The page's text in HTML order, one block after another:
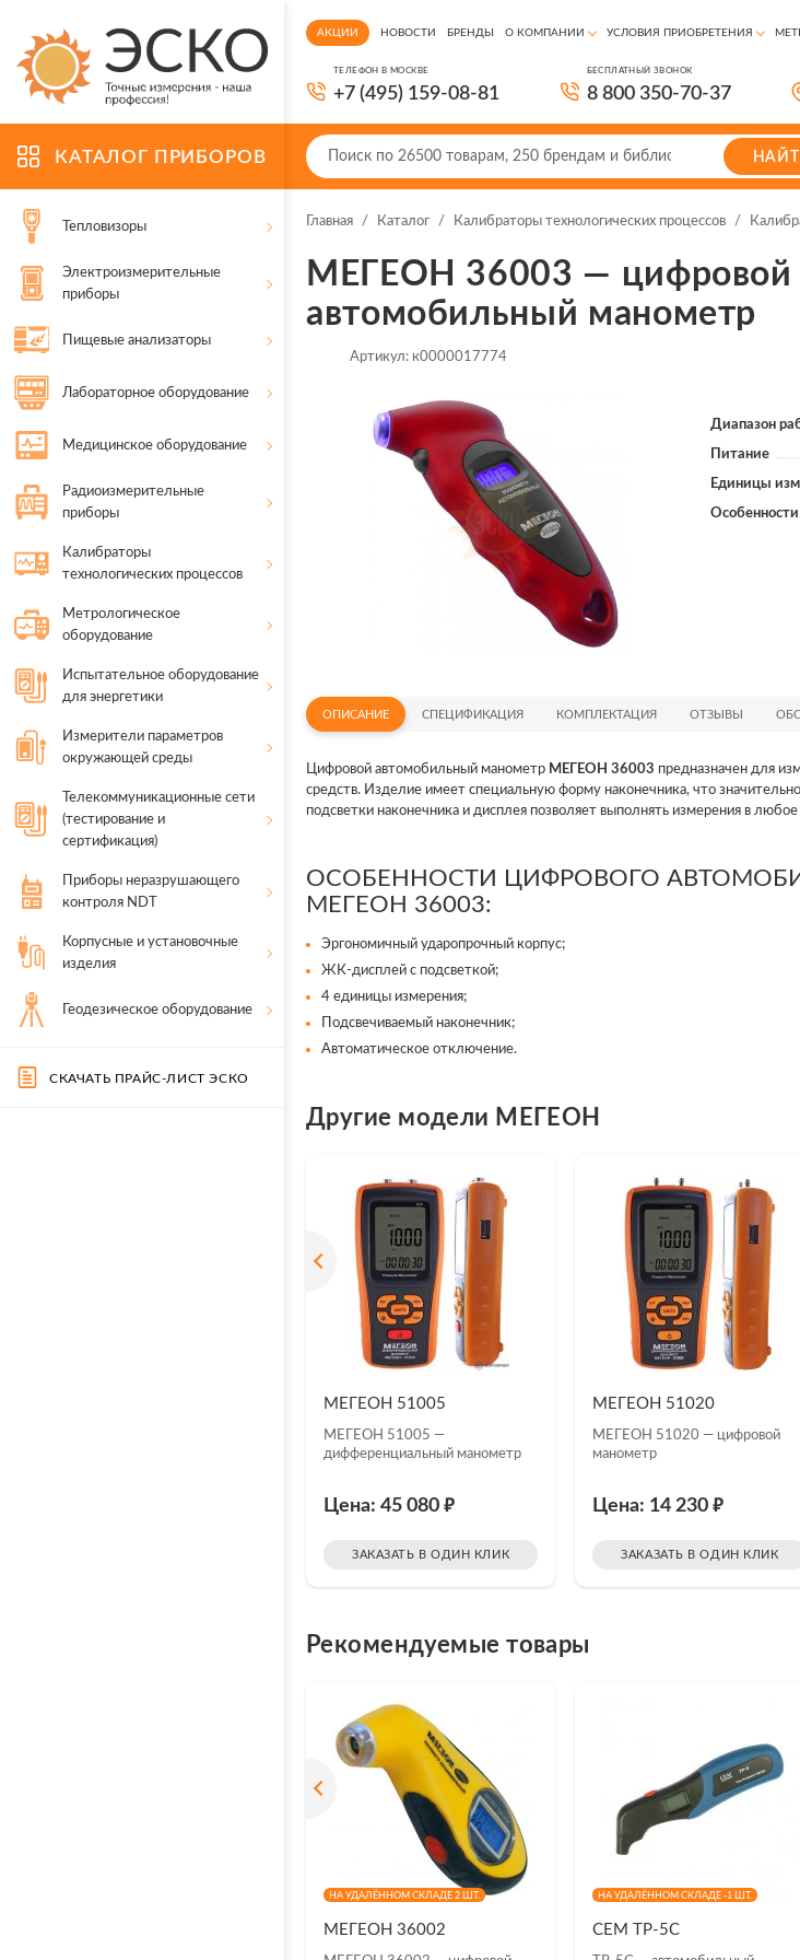
КАТАЛОГ ПРИБОРОВ
Тепловизоры
Электроизмерительные
приборы
Пищевые анализаторы
Лабораторное оборудование
Медицинское оборудование
Радиоизмерительные
приборы
Калибраторы
технологических процессов
Метрологическое
оборудование
Испытательное оборудование
для энергетики
Измерители параметров
окружающей среды
Телекоммуникационные сети
(тестирование и
сертификация)
Приборы неразрушающего
контроля NDT
Корпусные и установочные
изделия
Геодезическое оборудование
СКАЧАТЬ ПРАЙС-ЛИСТ ЭСКО
АКЦИИ НОВОСТИ БРЕНДЫ О КОМПАНИИ УСЛОВИЯ ПРИОБРЕТЕНИЯ
ТЕЛЕФОН В МОСКВЕ
+7 (495) 159-08-81
БЕСПЛАТНЫЙ ЗВОНОК
8 800 350-70-37
Главная / Каталог / Калибраторы технологических процессов /
МЕГЕОН 36003 — цифровой
автомобильный манометр
Артикул: к0000017774
Диапазон
Питание
Единицы
Особенности
ОПИСАНИЕ СПЕЦИФИКАЦИЯ КОМПЛЕКТАЦИЯ ОТЗЫВЫ
Цифровой автомобильный манометр МЕГЕОН 36003 предназначен для
средств. Изделие имеет специальную форму наконечника, что
подсветки наконечника и дисплея позволяет выполнять измерения в
ОСОБЕННОСТИ ЦИФРОВОГО
МЕГЕОН 36003:
Эргономичный ударопрочный корпус;
ЖК-дисплей с подсветкой;
4 единицы измерения;
Подсвечиваемый наконечник;
Автоматическое отключение.
Другие модели МЕГЕОН
МЕГЕОН 51005
МЕГЕОН 51005 —
дифференциальный манометр
Цена: 45 080 ₽
ЗАКАЗАТЬ В ОДИН КЛИК
МЕГЕОН 51020
МЕГЕОН 51020 — цифровой
манометр
Цена: 14 230₽
ЗАКАЗАТЬ В ОДИН КЛИК
Рекомендуемые товары
НА УДАЛЁННОМ СКЛАДЕ 2 ШТ.
МЕГЕОН 36002
НА УДАЛЁННОМ СКЛАДЕ -1 ШТ.
CEM TP-5C